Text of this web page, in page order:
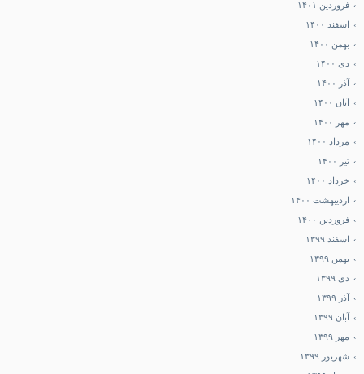
فروردین ۱۴۰۱
اسفند ۱۴۰۰
بهمن ۱۴۰۰
دی ۱۴۰۰
آذر ۱۴۰۰
آبان ۱۴۰۰
مهر ۱۴۰۰
مرداد ۱۴۰۰
تیر ۱۴۰۰
خرداد ۱۴۰۰
اردیبهشت ۱۴۰۰
فروردین ۱۴۰۰
اسفند ۱۳۹۹
بهمن ۱۳۹۹
دی ۱۳۹۹
آذر ۱۳۹۹
آبان ۱۳۹۹
مهر ۱۳۹۹
شهریور ۱۳۹۹